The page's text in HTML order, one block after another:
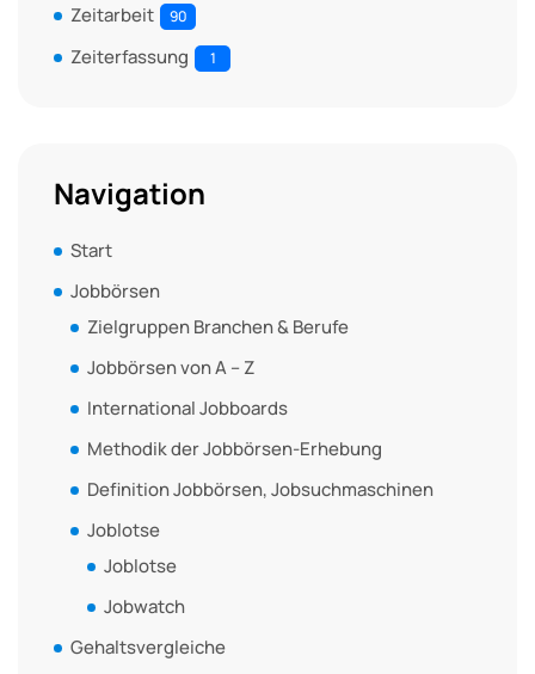
Zeitarbeit 90
Zeiterfassung 1
Navigation
Start
Jobbörsen
Zielgruppen Branchen & Berufe
Jobbörsen von A – Z
International Jobboards
Methodik der Jobbörsen-Erhebung
Definition Jobbörsen, Jobsuchmaschinen
Joblotse
Joblotse
Jobwatch
Gehaltsvergleiche